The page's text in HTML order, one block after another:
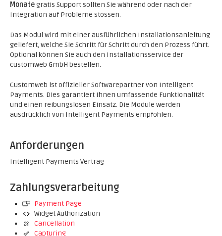
Monategratis Support sollten Sie während oder nach der
Integration auf Probleme stossen.
Das Modul wird mit einer ausführlichen Installationsanleitung
geliefert, welche Sie Schritt für Schritt durch den Prozess führt.
Optional können Sie auch den Installationsservice der
customweb GmbH bestellen.
Customweb ist offizieller Softwarepartner von Intelligent
Payments. Dies garantiert Ihnen umfassende Funktionalität
und einen reibungslosen Einsatz. Die Module werden
ausdrücklich von Intelligent Payments empfohlen.
Anforderungen
Intelligent Payments Vertrag
Zahlungsverarbeitung
Payment Page
Widget Authorization
Cancellation
Capturing